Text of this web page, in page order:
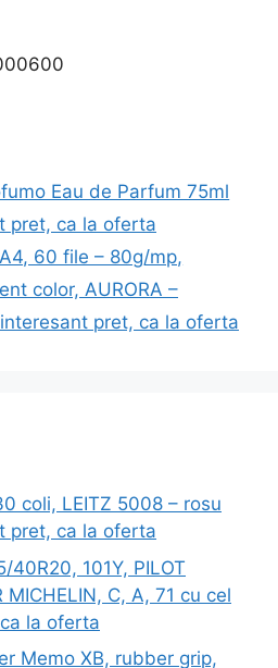
Eau de Parfum 75ml
pret, ca la oferta
60 file – 80g/mp,
color, AURORA –
pret, ca la oferta
coli, LEITZ 5008 – rosu
pret, ca la oferta
101Y, PILOT
MICHELIN, C, A, 71 cu cel
la oferta
Memo XB, rubber grip,